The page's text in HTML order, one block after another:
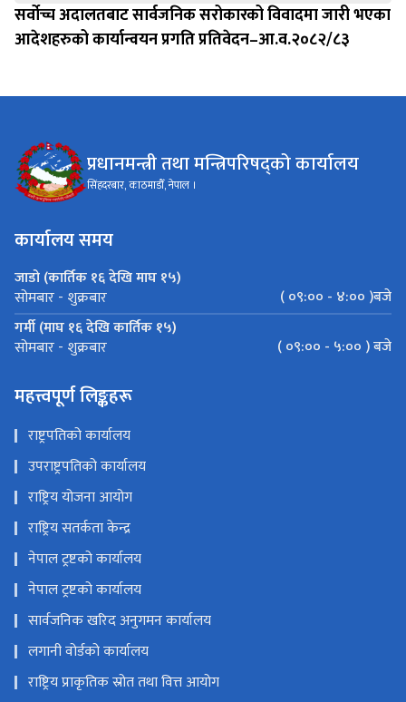
सर्वोच्च अदालतबाट सार्वजनिक सरोकारको विवादमा जारी भएका
आदेशहरुको कार्यान्वयन प्रगति प्रतिवेदन–आ.व.२०८२/८३
प्रधानमन्त्री तथा मन्त्रिपरिषद्को कार्यालय
सिंहदरबार, काठमाडौँ, नेपाल ।
कार्यालय समय
जाडो (कार्तिक १६ देखि माघ १५)
सोमबार - शुक्रबार
( ०९:०० - ४:०० )बजे
गर्मी (माघ १६ देखि कार्तिक १५)
सोमबार - शुक्रबार ( ०९:०० - ५:०० ) बजे
महत्त्वपूर्ण लिङ्कहरू
राष्ट्रपतिको कार्यालय
उपराष्ट्रपतिको कार्यालय
राष्ट्रिय योजना आयोग
राष्ट्रिय सतर्कता केन्द्र
नेपाल ट्रष्टको कार्यालय
नेपाल ट्रष्टको कार्यालय
सार्वजनिक खरिद अनुगमन कार्यालय
लगानी वोर्डको कार्यालय
राष्ट्रिय प्राकृतिक स्रोत तथा वित्त आयोग